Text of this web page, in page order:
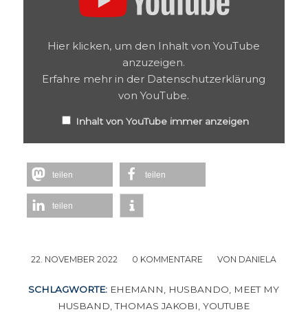
Hier klicken, um den Inhalt von YouTube
anzuzeigen.
Erfahre mehr in der Datenschutzerklärung
von YouTube.
Inhalt von YouTube immer anzeigen
teilen teilen
teilen
22. NOVEMBER 2022
/ 0 KOMMENTARE
/ VON DANIELA
SCHLAGWORTE: EHEMANN HUSBANDO
MEET MY
HUSBAND ,THOMAS JAKOBI ,YOUTUBE